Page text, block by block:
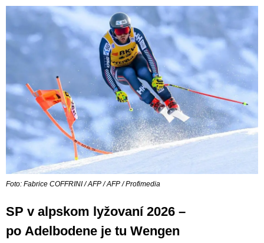
Foto: Fabrice COFFRINI / AFP / AFP / Profimedia
SP v alpskom lyžovaní 2026 –
po Adelbodene je tu Wengen